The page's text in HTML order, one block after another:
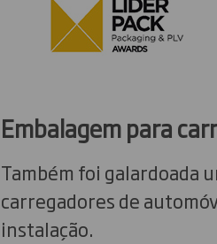
Embalagem para
Também foi galardoada
carregadores de
instalação.